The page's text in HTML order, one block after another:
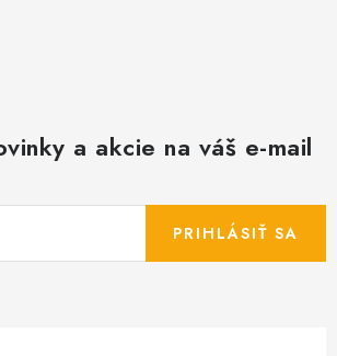
a akcie na váš e-mail
PRIHLÁSIŤ SA